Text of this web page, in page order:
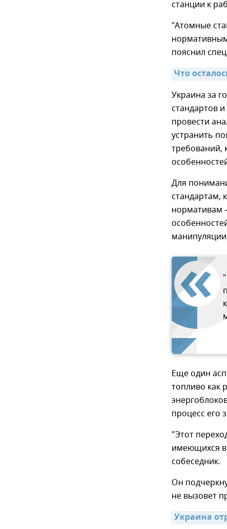
станции к
"Атомные
пояснил
Что
Украина за
стандартов
провести
устранить
требований,
Для
стандартам,
нормативам
Еще один
топливо как
процесс его
"Этот
имеющихся в
собеседник.
Он
не вызовет
Украина